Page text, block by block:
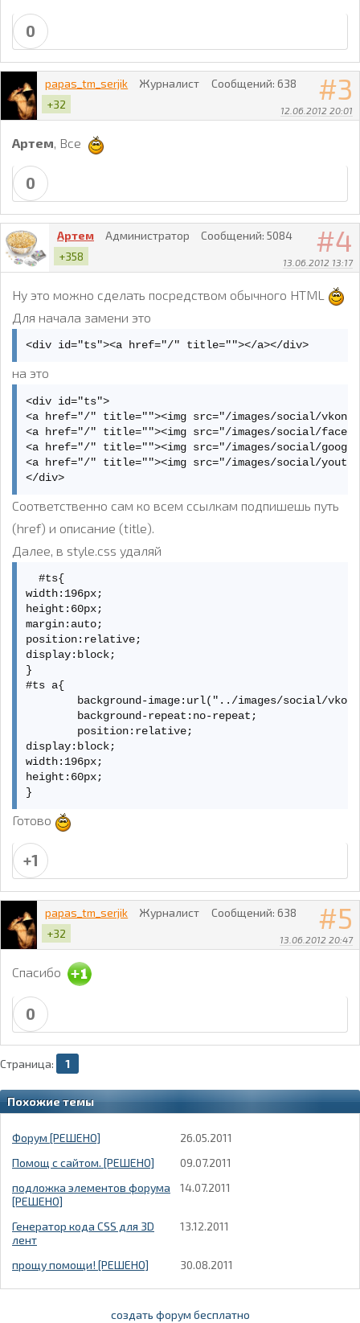
0
3
12.06.2012 20:01
papas_tm_serjik Журналист Сообщений: 638
+32
Артем, Все
0
4
13.06.2012 13:17
Артем Администратор Сообщений: 5084
+358
Ну это можно сделать посредством обычного HTML
Для начала замени это
<div id="ts"><a href="/" title=""></a></div>
на это
<div id="ts">
<a href="/" title=""><img src="/images/social/
<a href="/" title=""><img src="/images/social/
<a href="/" title=""><img src="/images/social/
<a href="/" title=""><img src="/images/social/
</div>
Соответственно сам ко всем ссылкам подпишешь путь
(href) и описание (title).
Далее, в style.css удаляй
  #ts{
width:196px;
height:60px;
margin:auto;
position:relative;
display:block;
}
#ts a{
display:block;
width:196px;
height:60px;
}
Готово
+1
5
13.06.2012 20:47
papas_tm_serjik Журналист Сообщений: 638
+32
Спасибо
0
Страница: 1
Похожие темы
Форум [РЕШЕНО]
26.05.2011
Помощ с сайтом. [РЕШЕНО]
09.07.2011
подложка элементов форума
[РЕШЕНО]
14.07.2011
Генератор кода CSS для 3D
лент
13.12.2011
прощу помощи! [РЕШЕНО] 30.08.2011
создать форум бесплатно